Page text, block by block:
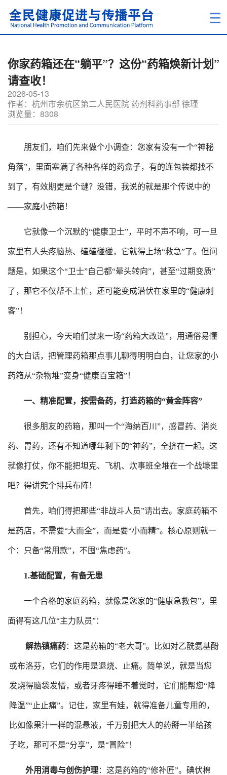
你家药箱还在“躺平”？这份“药箱焕新计划”
请查收！
2026-05-13
作者：杭州市余杭区第二人民医院 药剂科药事部 徐瑾
浏览量：8308
朋友们，咱们先来做个小调查：您家有没有一个“神秘
角落”，里面塞满了各种各样的药盒子，有的连包装都找不
到了，有效期更是个谜？没错，我说的就是那个传说中的
——家庭小药箱！
它就像一个沉默的“健康卫士”，平时不声不响，可一旦
家里有人头疼脑热、磕磕碰碰，它就得上场“救急”了。但问
题是，如果这个“卫士”自己都“晕头转向”，甚至“过期变质”
了，那它不仅帮不上忙，还可能变成潜伏在家里的“健康刺
客”！
别担心，今天咱们就来一场“药箱大改造”，用通俗易懂
的大白话，把管理药箱那点事儿聊得明明白白，让您家的小
药箱从“杂物堆”变身“健康百宝箱”！
一、 精准配置，按需备药，打造药箱的“黄金阵容”
很多朋友的药箱，那叫一个“海纳百川”，感冒药、消炎
药、胃药，还有不知道哪年剩下的“神药”，全挤在一起。这
就像打仗，你不能把坦克、飞机、炊事班全堆在一个战壕里
吧？得讲究个排兵布阵！
首先，咱们得把那些“非战斗人员”请出去。家庭药箱不
是药店，不需要“大而全”，而是要“小而精”。核心原则就一
个：只备“常用款”，不囤“焦虑药”。
1.基础配置，有备无患
一个合格的家庭药箱，就像是您家的“健康急救包”，里
面得有这几位“主力队员”：
解热镇痛药：这是药箱的“老大哥”。比如对乙酰氨基酚
或布洛芬，它们的作用是退烧、止痛。简单说，就是当您
发烧得脑袋发懵，或者牙疼得睡不着觉时，它们能帮您“降
降温”“止止痛”。记住，家里有娃，就得准备儿童专用的，
比如像果汁一样的混悬液，千万别把大人的药掰一半给孩
子吃，那可不是“分享”，是“冒险”！
外用消毒与创伤护理：这是药箱的“修补匠”。碘伏棉